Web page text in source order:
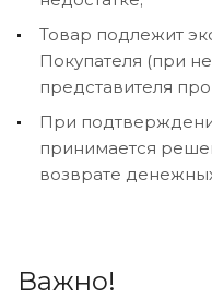
Товар подлежит
Покупателя (при
представителя
При
принимается
возврате
Важно!